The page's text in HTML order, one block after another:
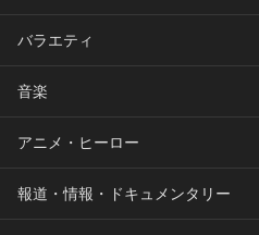
バラエティ
音楽
アニメ・ヒーロー
報道・情報・ドキュメンタリー